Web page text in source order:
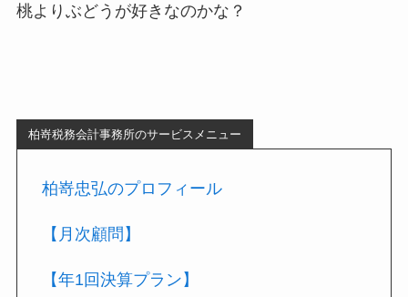
桃よりぶどうが好きなのかな？
柏嵜税務会計事務所のサービスメニュー
柏嵜忠弘のプロフィール
【月次顧問】
【年1回決算プラン】